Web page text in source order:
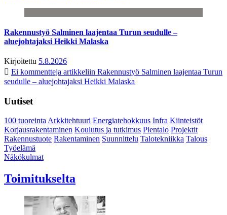
Rakennustyö Salminen laajentaa Turun seudulle –
aluejohtajaksi Heikki Malaska
Kirjoitettu 5.8.2026
Ei kommentteja artikkeliin Rakennustyö Salminen laajentaa Turun
seudulle – aluejohtajaksi Heikki Malaska
Uutiset
100 tuoreintaArkkitehtuuri Energiatehokkuus Infra Kiinteistöt
Korjausrakentaminen Koulutus ja tutkimus Pientalo Projektit
Rakennustuote Rakentaminen Suunnittelu Talotekniikka Talous
Työelämä
Näkökulmat
Toimitukselta